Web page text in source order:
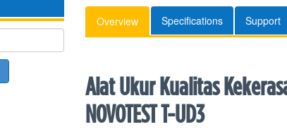
Overview Specifications Support
Alat Ukur Kualitas
NOVOTEST T-UD3